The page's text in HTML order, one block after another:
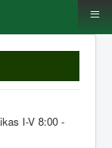
I-V 8:00 -
Rietavas
≡